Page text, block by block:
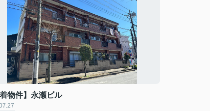
着物件】永瀬ビル